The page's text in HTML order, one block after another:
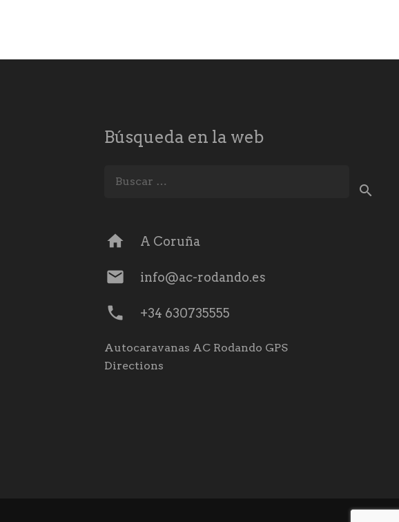
Búsqueda en la web
home A Coruña
mail info@ac-rodando.es
phone +34 630735555
Autocaravanas AC Rodando GPS
Directions